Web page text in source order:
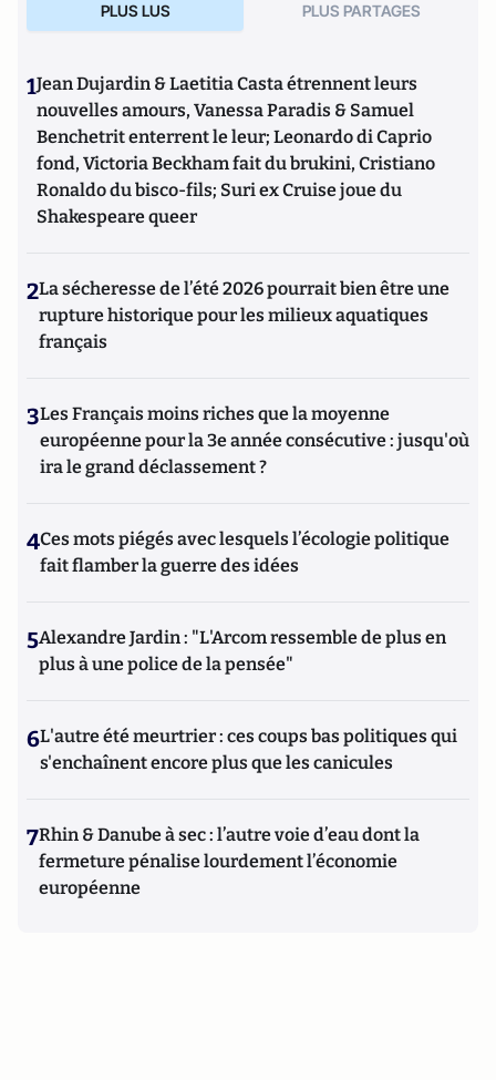
PLUS LUS PLUS PARTAGES
1Jean Dujardin & Laetitia Casta étrennent leurs
nouvelles amours, Vanessa Paradis & Samuel
Benchetrit enterrent le leur; Leonardo di Caprio
fond, Victoria Beckham fait du brukini, Cristiano
Ronaldo du bisco-fils; Suri ex Cruise joue du
Shakespeare queer
2La sécheresse de l’été 2026 pourrait bien être une
rupture historique pour les milieux aquatiques
français
3Les Français moins riches que la moyenne
européenne pour la 3e année consécutive : jusqu'où
ira le grand déclassement ?
4Ces mots piégés avec lesquels l’écologie politique
fait flamber la guerre des idées
5Alexandre Jardin : "L'Arcom ressemble de plus en
plus à une police de la pensée"
6L'autre été meurtrier : ces coups bas politiques qui
s'enchaînent encore plus que les canicules
7Rhin & Danube à sec : l’autre voie d’eau dont la
fermeture pénalise lourdement l’économie
européenne